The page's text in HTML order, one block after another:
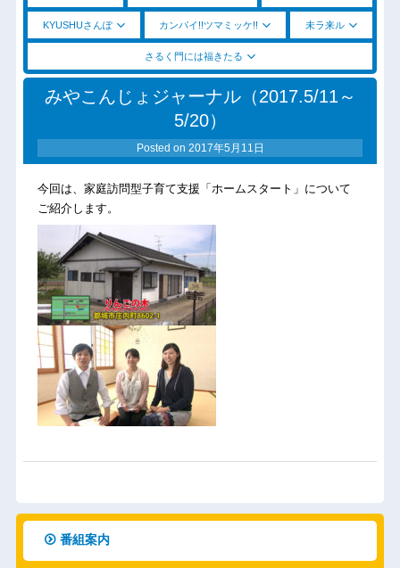
KYUSHUさんぽ カンパイ!!ツマミッケ!! 未ラ来ル
さるく門には福きたる
みやこんじょジャーナル（2017.5/11～
5/20）
Posted on 2017年5月11日
今回は、家庭訪問型子育て支援「ホームスタート」について
ご紹介します。
番組案内